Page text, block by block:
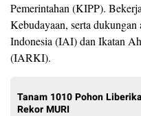
Pemerintahan (KIPP).
Kebudayaan, serta
Indonesia (IAI) dan Ikatan
(IARKI).
Tanam 1010 Pohon
Rekor MURI